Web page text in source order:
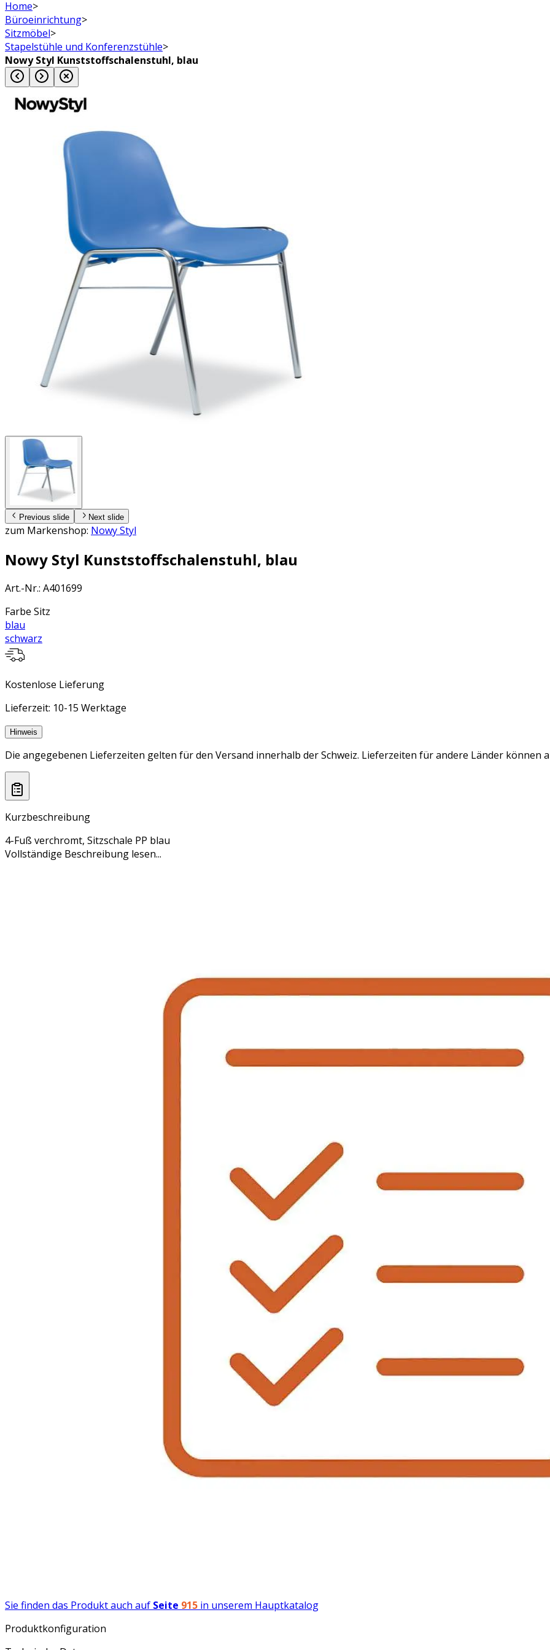
Home>
Büroeinrichtung>
Sitzmöbel>
Stapelstühle und Konferenzstühle>
Nowy Styl Kunststoffschalenstuhl, blau
Previous slide Next slide
zum Markenshop: Nowy Styl
Nowy Styl Kunststoffschalenstuhl, blau
Art.-Nr.: A401699
Farbe Sitz
blau
schwarz
Kostenlose Lieferung
Lieferzeit: 10-15 Werktage
Hinweis
Die angegebenen Lieferzeiten gelten für den Versand innerhalb der Schweiz. Lieferzeiten für andere Länder können
Kurzbeschreibung
4-Fuß verchromt, Sitzschale PP blau
Vollständige Beschreibung lesen...
Sie finden das Produkt auch auf Seite 915 in unserem Hauptkatalog
Produktkonfiguration